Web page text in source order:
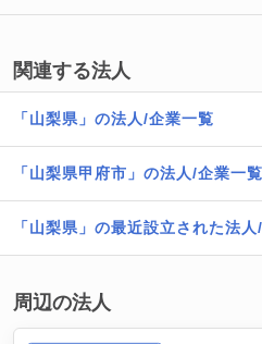
関連する法人
「山梨県」の法人/企業一覧
「山梨県甲府市」の法人/企業一覧
「山梨県」の最近設立された法
周辺の法人